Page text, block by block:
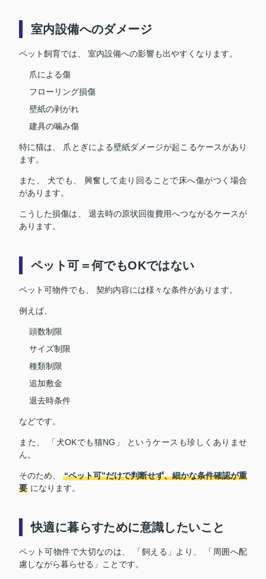
室内設備へのダメージ
ペット飼育では、 室内設備への影響も出やすくなります。
爪による傷
フローリング損傷
壁紙の剥がれ
建具の噛み傷
特に猫は、 爪とぎによる壁紙ダメージが起こるケースがあり
ます。
また、 犬でも、 興奮して走り回ることで床へ傷がつく場合
があります。
こうした損傷は、 退去時の原状回復費用へつながるケースが
あります。
ペット可＝何でもOKではない
ペット可物件でも、 契約内容には様々な条件があります。
例えば、
頭数制限
サイズ制限
種類制限
追加敷金
退去時条件
などです。
また、 「犬OKでも猫NG」 というケースも珍しくありませ
ん。
そのため、“ペット可”だけで判断せず、細かな条件確認が重
要 になります。
快適に暮らすために意識したいこと
ペット可物件で大切なのは、 「飼える」より、 「周囲へ配
慮しながら暮らせる」ことです。